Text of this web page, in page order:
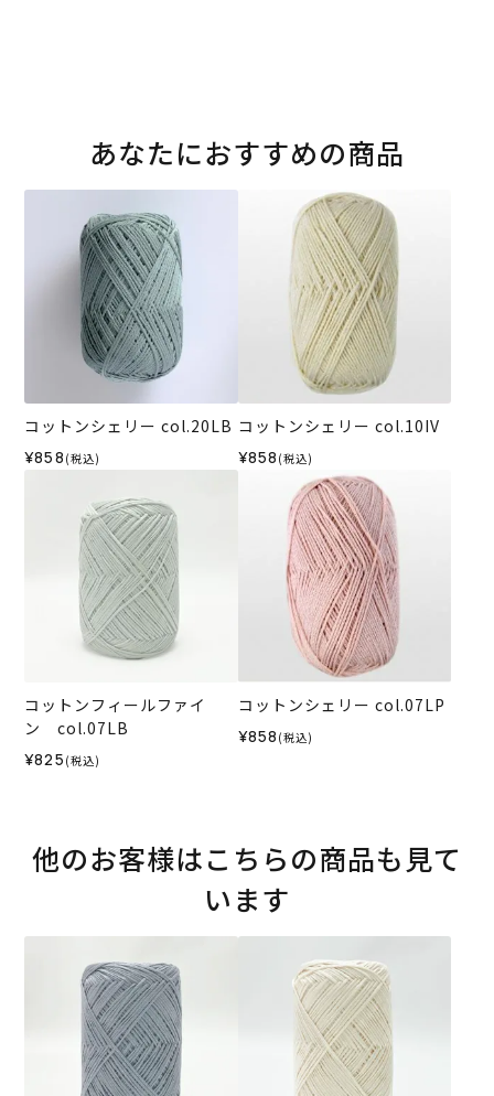
あなたにおすすめの商品
コットンシェリー col.20LB
¥858 (税込)
コットンシェリー col.10IV
¥858 (税込)
コットンフィールファイ
ン col.07LB
¥825 (税込)
コットンシェリー col.07LP
¥858 (税込)
他のお客様はこちらの商品も見て
います